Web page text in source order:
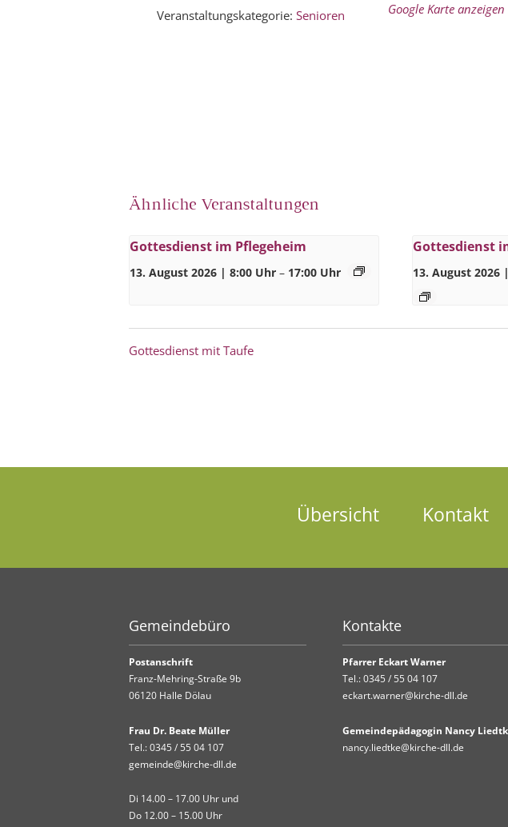
Veranstaltungskategorie: Senioren
Google Karte anzeigen
Ähnliche Veranstaltungen
Gottesdienst im Pflegeheim
13. August 2026 | 8:00 Uhr – 17:00 Uhr
Gottesdienst
13. August 2026
Gottesdienst mit Taufe
Übersicht Kontakt
Gemeindebüro
Postanschrift
Franz-Mehring-Straße 9b
06120 Halle Dölau
Frau Dr. Beate Müller
Tel.:0345 / 55 04 107
gemeinde@kirche-dll.de
Di 14.00 – 17.00 Uhr und
Do 12.00 – 15.00 Uhr
Kontakte
Pfarrer Eckart Warner
Tel.:0345 / 55 04 107
eckart.warner@kirche-dll.de
Gemeindepädagogin Nancy
nancy.liedtke@kirche-dll.de